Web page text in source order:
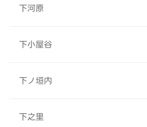
下河原
下小屋谷
下ノ垣内
下之里